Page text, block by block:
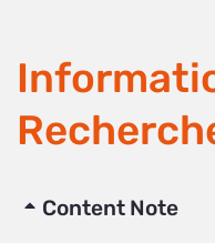
Content Note